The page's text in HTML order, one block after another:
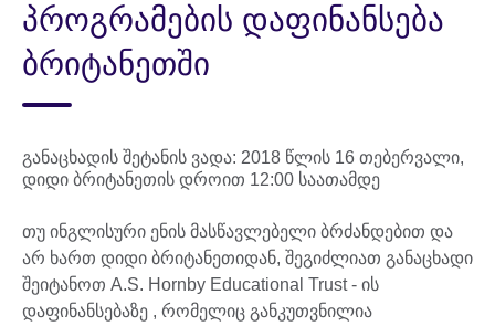
პროგრამების დაფინანსება
ბრიტანეთში
განაცხადის შეტანის ვადა: 2018 წლის 16 თებერვალი,
დიდი ბრიტანეთის დროით 12:00 საათამდე
თუ ინგლისური ენის მასწავლებელი ბრძანდებით და
არ ხართ დიდი ბრიტანეთიდან, შეგიძლიათ განაცხადი
შეიტანოთ A.S. Hornby Educational Trust - ის
დაფინანსებაზე , რომელიც განკუთვნილია